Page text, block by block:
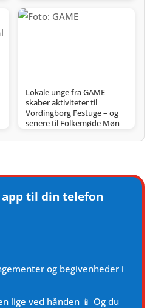
Lokale unge fra GAME
skaber aktiviteter til
Vordingborg Festuge – og
senere til Folkemøde Møn
til din telefon
og begivenheder i
lige ved hånden 📱 Og du